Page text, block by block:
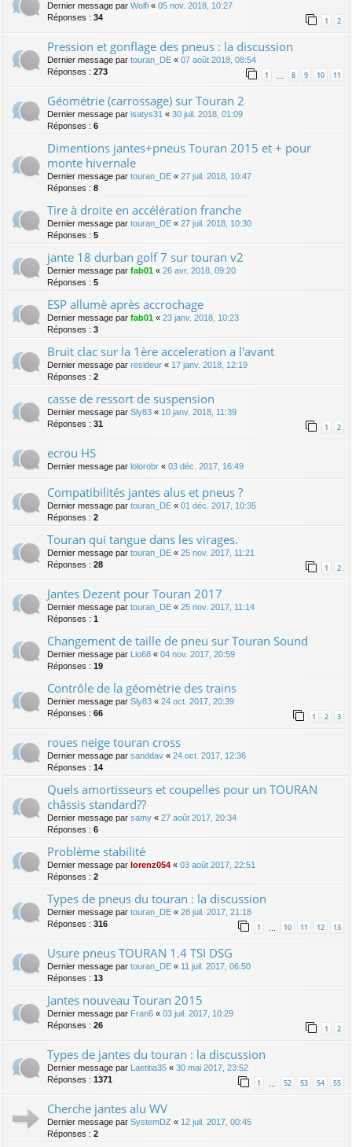
Dernier message par Wolfi « 05 nov. 2018, 10:27
Réponses : 34 1 2
Pression et gonflage des pneus : la discussion
Dernier message par touran_DE « 07 août 2018, 08:54
Réponses : 273 1 8 9 10 11
Géométrie (carrossage) sur Touran 2
Dernier message par isatys31 « 30 juil. 2018, 01:09
Réponses : 6
Dimentions jantes+pneus Touran 2015 et + pour
monte hivernale
Dernier message par touran_DE « 27 juil. 2018, 10:47
Réponses : 8
Tire à droite en accélération franche
Dernier message par touran_DE « 27 juil. 2018, 10:30
Réponses : 5
jante 18 durban golf 7 sur touran v2
Dernier message par fab01 « 26 avr. 2018, 09:20
Réponses : 5
ESP allumè après accrochage
Dernier message par fab01 « 23 janv. 2018, 10:23
Réponses : 3
Bruit clac sur la 1ère acceleration a l'avant
Dernier message par resideur « 17 janv. 2018, 12:19
Réponses : 2
casse de ressort de suspension
Dernier message par Sly83 « 10 janv. 2018, 11:39
Réponses : 31 1 2
ecrou HS
Dernier message par lolorobr « 03 déc. 2017, 16:49
Compatibilités jantes alus et pneus ?
Dernier message par touran_DE « 01 déc. 2017, 10:35
Réponses : 2
Touran qui tangue dans les virages.
Dernier message par touran_DE « 25 nov. 2017, 11:21
Réponses : 28 1 2
Jantes Dezent pour Touran 2017
Dernier message par touran_DE « 25 nov. 2017, 11:14
Réponses : 1
Changement de taille de pneu sur Touran Sound
Dernier message par Lio68 « 04 nov. 2017, 20:59
Réponses : 19
Contrôle de la géomètrie des trains
Dernier message par Sly83 « 24 oct. 2017, 20:39
Réponses : 66 1 2 3
roues neige touran cross
Dernier message par sanddav « 24 oct. 2017, 12:36
Réponses : 14
Quels amortisseurs et coupelles pour un TOURAN
châssis standard??
Dernier message par samy « 27 août 2017, 20:34
Réponses : 6
Problème stabilité
Dernier message par lorenz054 « 03 août 2017, 22:51
Réponses : 2
Types de pneus du touran : la discussion
Dernier message par touran_DE « 28 juil. 2017, 21:18
Réponses : 316 1 … 10 11 12 13
Usure pneus TOURAN 1.4 TSI DSG
Dernier message par touran_DE « 11 juil. 2017, 06:50
Réponses : 13
Jantes nouveau Touran 2015
Dernier message par Fran6 « 03 juil. 2017, 10:29
Réponses : 26 1 2
Types de jantes du touran : la discussion
Dernier message par Laetitia35 « 30 mai 2017, 23:52
Réponses : 1371 1 … 52 53 54 55
Cherche jantes alu WV
Dernier message par SystemDZ « 12 juil. 2017, 00:45
Réponses : 2